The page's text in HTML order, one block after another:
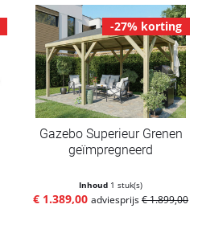
-27% korting
Gazebo Superieur Grenen
geïmpregneerd
Inhoud 1 stuk(s)
€ 1.389,00 adviesprijs€ 1.899,00